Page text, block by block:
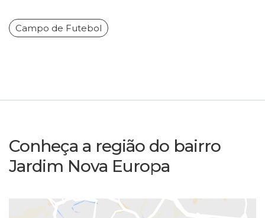
Campo de Futebol
Conheça a região do bairro
Jardim Nova Europa